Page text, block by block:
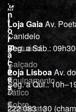
M
i
l
í
c
i
a
“
D
e
L
o
j
a
Vestuário
Calçado
Equipamento
Tático
Cutelaria e
I
n
f
o
r
m
a
ç
õ
e
s
Sobre
Contactos
Loja GaiaAv.
Canidelo
Seg. a Sáb.:
Loja LisboaAv.
Seg. a Qui.:
222 083 130